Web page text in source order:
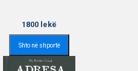
1800 lekë
Shto në shportë